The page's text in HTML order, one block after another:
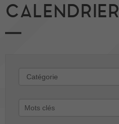
CALENDRIER